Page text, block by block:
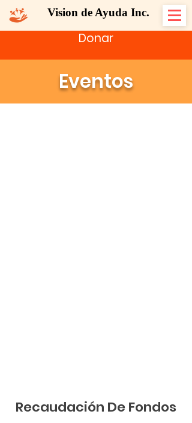
Vision de Ayuda Inc.
Donar
Eventos
Recaudación De Fondos